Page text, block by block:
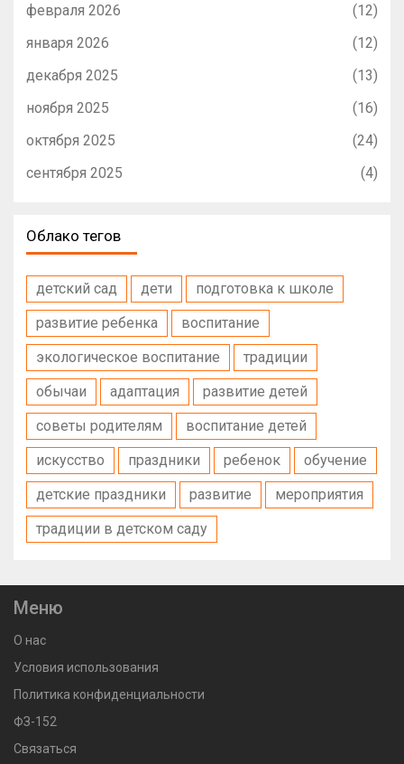
февраля 2026
(12)
января 2026
(12)
декабря 2025
(13)
ноября 2025
(16)
октября 2025
(24)
сентября 2025
(4)
Облако тегов
детский сад дети
подготовка к школе
развитие ребенка
воспитание
экологическое воспитание
традиции
обычаи
адаптация
развитие детей
советы родителям
воспитание детей
искусство
праздники ребенок
обучение
детские праздники
развитие
мероприятия
традиции в детском саду
Меню
О нас
Условия использования
Политика конфиденциальности
ФЗ-152
Связаться